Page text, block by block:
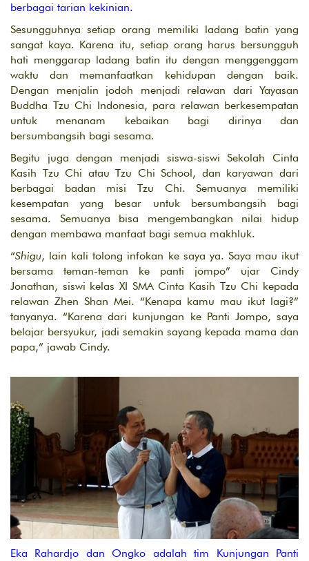
berbagai tarian kekinian.
Sesungguhnya setiap orang memiliki ladang batin yang
sangat kaya. Karena itu, setiap orang harus bersungguh
hati menggarap ladang batin itu dengan menggenggam
waktu dan memanfaatkan kehidupan dengan baik.
Dengan menjalin jodoh menjadi relawan dari Yayasan
Buddha Tzu Chi Indonesia, para relawan berkesempatan
untuk menanam kebaikan bagi dirinya dan
bersumbangsih bagi sesama.
Begitu juga dengan menjadi siswa-siswi Sekolah Cinta
Kasih Tzu Chi atau Tzu Chi School, dan karyawan dari
berbagai badan misi Tzu Chi. Semuanya memiliki
kesempatan yang besar untuk bersumbangsih bagi
sesama. Semuanya bisa mengembangkan nilai hidup
dengan membawa manfaat bagi semua makhluk.
“Shigu, lain kali tolong infokan ke saya ya. Saya mau ikut
bersama teman-teman ke panti jompo” ujar Cindy
Jonathan, siswi kelas XI SMA Cinta Kasih Tzu Chi kepada
relawan Zhen Shan Mei. “Kenapa kamu mau ikut lagi?”
tanyanya. “Karena dari kunjungan ke Panti Jompo, saya
belajar bersyukur, jadi semakin sayang kepada mama dan
papa,” jawab Cindy.
Eka Rahardjo dan Ongko adalah tim Kunjungan Panti